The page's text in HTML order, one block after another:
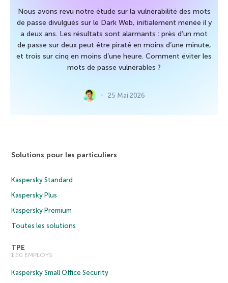
Nous avons revu notre étude sur la vulnérabilité des mots
de passe divulgués sur le Dark Web, initialement menée il y
a deux ans. Les résultats sont alarmants : près d’un mot
de passe sur deux peut être piraté en moins d’une minute,
et trois sur cinq en moins d’une heure. Comment éviter les
mots de passe vulnérables ?
25 Mai 2026
Solutions pour les particuliers
Kaspersky Standard
Kaspersky Plus
Kaspersky Premium
Toutes les solutions
TPE
1 50 EMPLOYS
Kaspersky Small Office Security